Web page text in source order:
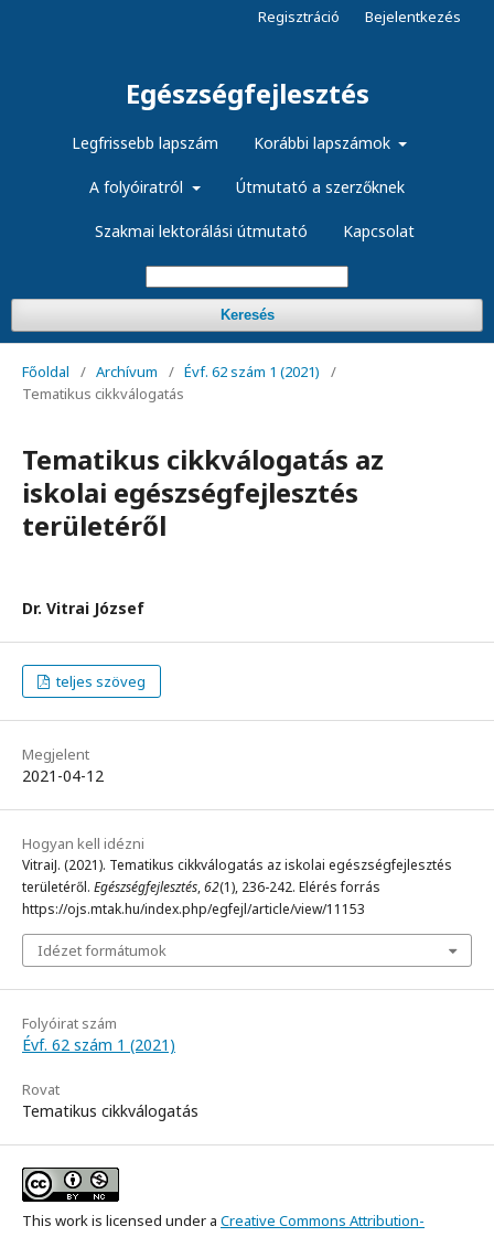
Egészségfejlesztés
Legfrissebb lapszám Korábbi lapszámok
A folyóiratról Útmutató a szerzőknek
Szakmai lektorálási útmutató Kapcsolat
Keresés
Regisztráció Bejelentkezés
Főoldal / Archívum / Évf. 62 szám 1 (2021)
/
Tematikus cikkválogatás
Tematikus cikkválogatás az
iskolai egészségfejlesztés
területéről
Dr. Vitrai József
teljes szöveg
Megjelent
2021-04-12
Hogyan kell idézni
VitraiJ. (2021). Tematikus cikkválogatás az iskolai egészségfejlesztés
területéről. Egészségfejlesztés,62(1), 236-242. Elérés forrás
https://ojs.mtak.hu/index.php/egfejl/article/view/11153
Idézet formátumok
Folyóirat szám
Évf. 62 szám 1 (2021)
Rovat
Tematikus cikkválogatás
This work is licensed under a Creative Commons Attribution-